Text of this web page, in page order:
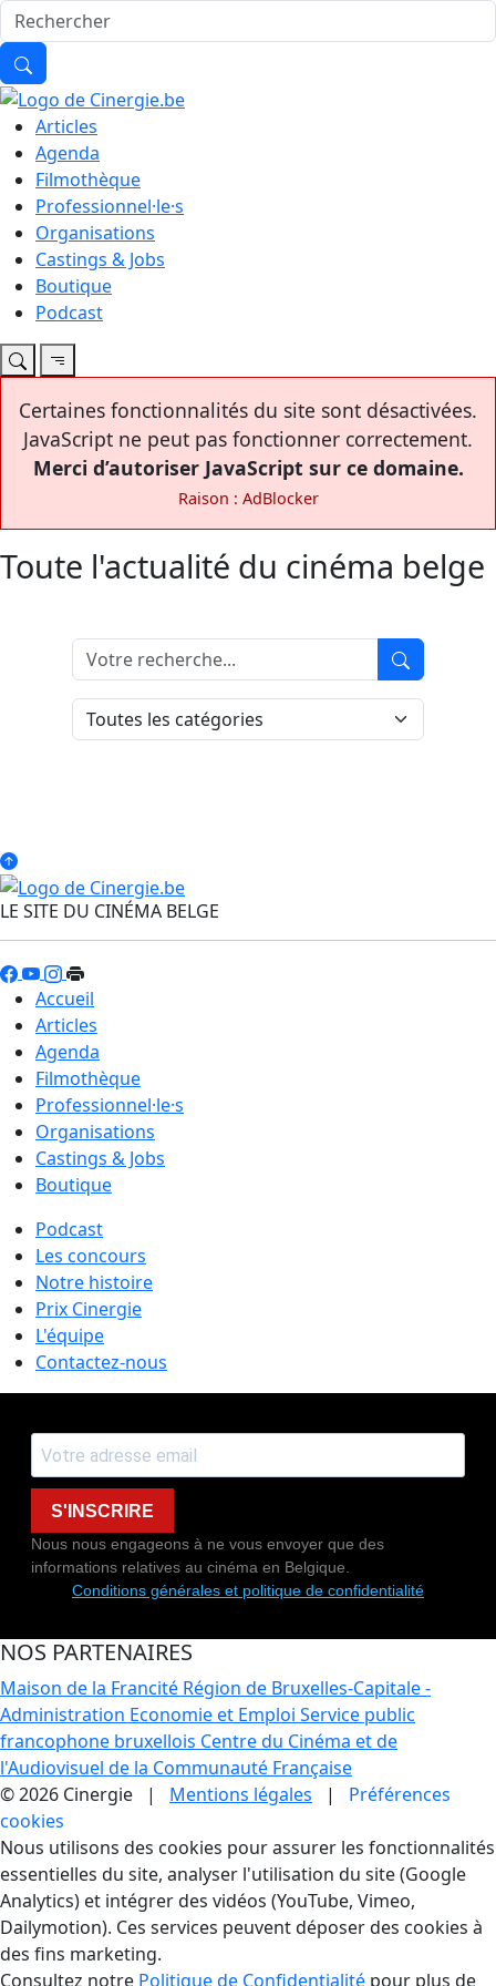
Articles
Agenda
Filmothèque
Professionnel·le·s
Organisations
Castings & Jobs
Boutique
Podcast
Certaines fonctionnalités du site sont désactivées.
JavaScript ne peut pas fonctionner correctement.
Merci d’autoriser JavaScript sur ce domaine.
Raison : AdBlocker
Toute l'actualité du cinéma belge
LE SITE DU CINÉMA BELGE
Accueil
Articles
Agenda
Filmothèque
Professionnel·le·s
Organisations
Castings & Jobs
Boutique
Podcast
Les concours
Notre histoire
Prix Cinergie
L'équipe
Contactez-nous
S'INSCRIRE
Nous nous engageons à ne vous envoyer que des
informations relatives au cinéma en Belgique.
Conditions générales et politique de confidentialité
NOS PARTENAIRES
Maison de la Francité Région de Bruxelles-Capitale -
Administration Economie et Emploi Service public
francophone bruxellois Centre du Cinéma et de
l'Audiovisuel de la Communauté Française
© 2026 Cinergie | Mentions légales | Préférences
cookies
Gestion des Cookies
Nous utilisons des cookies pour assurer les fonctionnalités
essentielles du site, analyser l'utilisation du site (Google
Analytics) et intégrer des vidéos (YouTube, Vimeo,
Dailymotion). Ces services peuvent déposer des cookies à
des fins marketing.
Consultez notre Politique de Confidentialité pour plus de